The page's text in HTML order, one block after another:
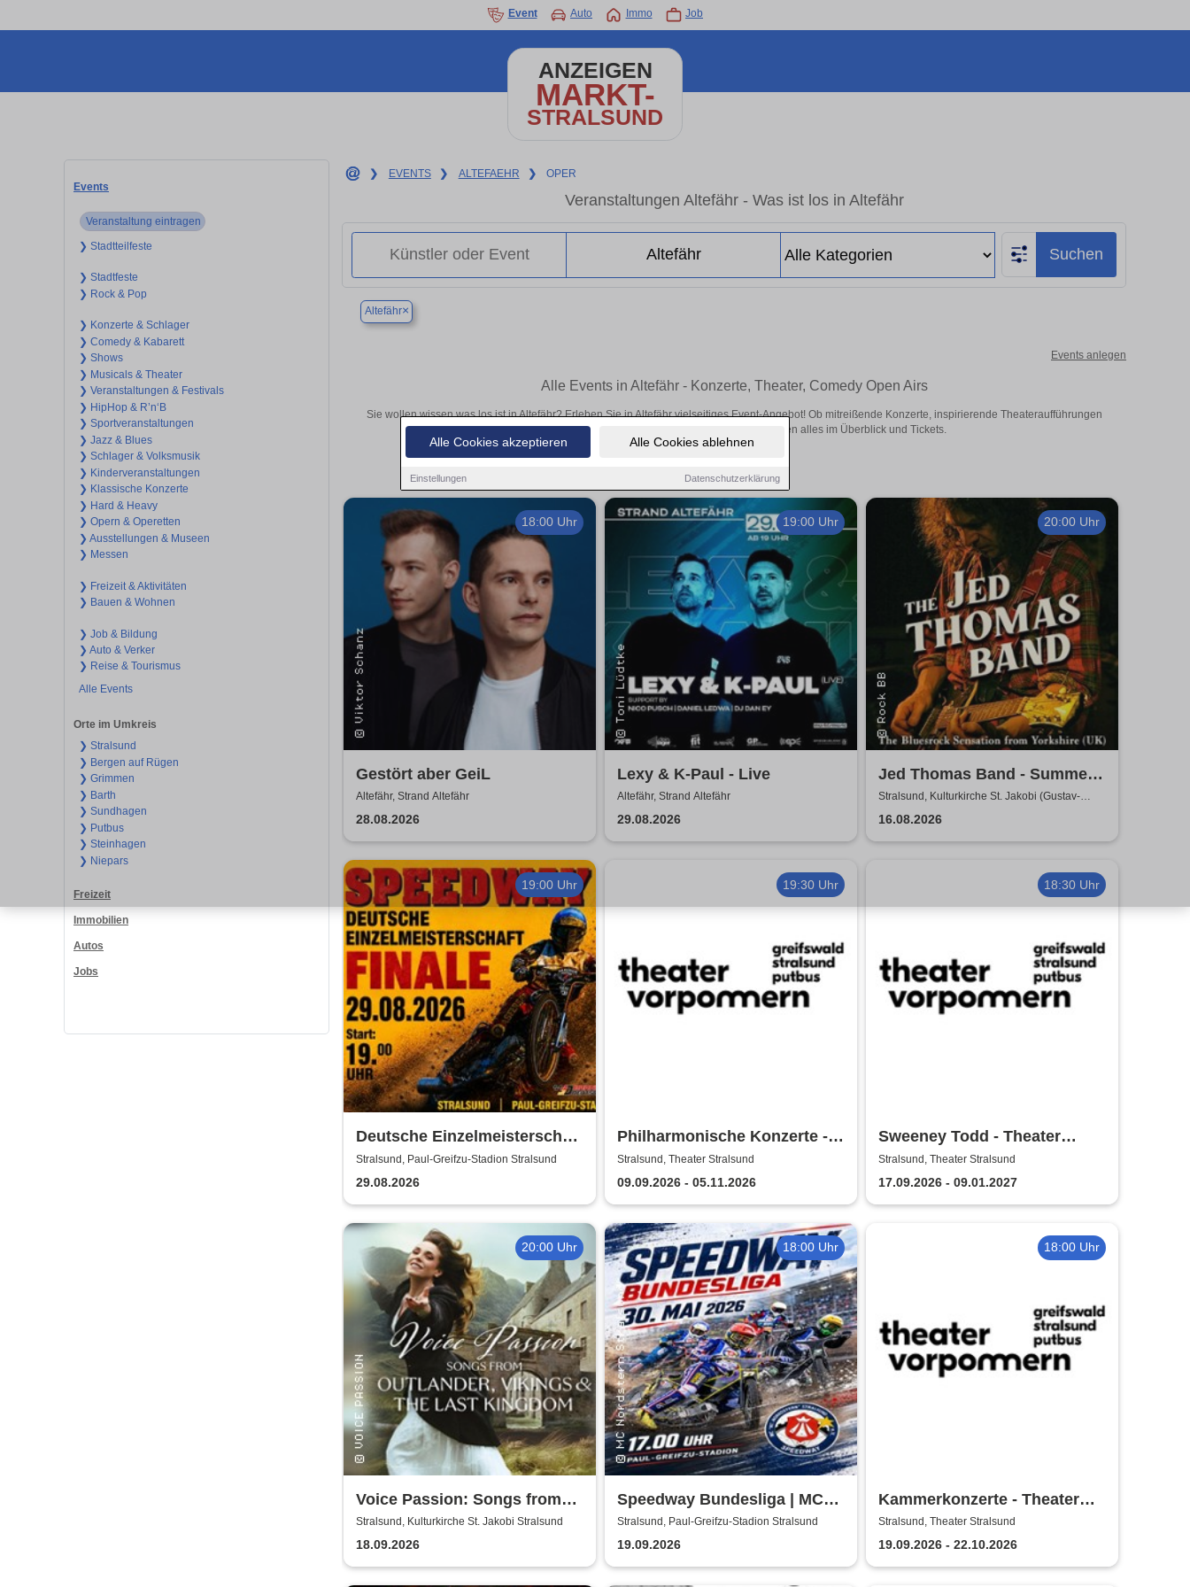
Alle Cookies akzeptieren Alle Cookies ablehnen
Einstellungen Datenschutzerklärung
Event Auto Immo Job
ANZEIGEN
MARKT-
STRALSUND
Events
Veranstaltung eintragen
❯ Stadtteilfeste
❯ Stadtfeste
❯ Rock & Pop
❯ Konzerte & Schlager
❯ Comedy & Kabarett
❯ Shows
❯ Musicals & Theater
❯ Veranstaltungen & Festivals
❯ HipHop & R’n‘B
❯ Sportveranstaltungen
❯ Jazz & Blues
❯ Schlager & Volksmusik
❯ Kinderveranstaltungen
❯ Klassische Konzerte
❯ Hard & Heavy
❯ Opern & Operetten
❯ Ausstellungen & Museen
❯ Messen
❯ Freizeit & Aktivitäten
❯ Bauen & Wohnen
❯ Job & Bildung
❯ Auto & Verker
❯ Reise & Tourismus
Alle Events
Orte im Umkreis
❯ Stralsund
❯ Bergen auf Rügen
❯ Grimmen
❯ Barth
❯ Sundhagen
❯ Putbus
❯ Steinhagen
❯ Niepars
Freizeit
Immobilien
Autos
Jobs
❯ EVENTS ❯ ALTEFAEHR ❯ OPER
Veranstaltungen Altefähr - Was ist los in Altefähr
Suchen
Altefähr×
Events anlegen
Alle Events in Altefähr - Konzerte, Theater, Comedy Open Airs
Sie wollen wissen was los ist in Altefähr? Erleben Sie in Altefähr vielseitiges Event-Angebot! Ob mitreißende Konzerte, inspirierende Theateraufführungen
oder aufregende Veranstaltungen in Altefähr – hier finden alles im Überblick und Tickets.
18:00 Uhr
Gestört aber GeiL
Altefähr, Strand Altefähr
28.08.2026
19:00 Uhr
Lexy & K-Paul - Live
Altefähr, Strand Altefähr
29.08.2026
20:00 Uhr
Jed Thomas Band - Summer
Tour 2026
Stralsund, Kulturkirche St. Jakobi (Gustav-
Adolf-Saal)
16.08.2026
19:00 Uhr
Deutsche Einzelmeisterschaft
Finale | MC Nordstern
Stralsund
Stralsund, Paul-Greifzu-Stadion Stralsund
29.08.2026
19:30 Uhr
Philharmonische Konzerte -
Theater Vorpommern
Stralsund, Theater Stralsund
09.09.2026 - 05.11.2026
18:30 Uhr
Sweeney Todd - Theater
Vorpommern
Stralsund, Theater Stralsund
17.09.2026 - 09.01.2027
20:00 Uhr
Voice Passion: Songs from
Outlander, Vikings & The Last
Kingdom
Stralsund, Kulturkirche St. Jakobi Stralsund
18.09.2026
18:00 Uhr
Speedway Bundesliga | MC
Nordstern Stralsund
Stralsund, Paul-Greifzu-Stadion Stralsund
19.09.2026
18:00 Uhr
Kammerkonzerte - Theater
Vorpommern
Stralsund, Theater Stralsund
19.09.2026 - 22.10.2026